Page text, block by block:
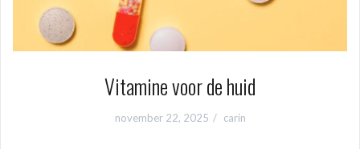
Vitamine voor de huid
november 22, 2025 carin